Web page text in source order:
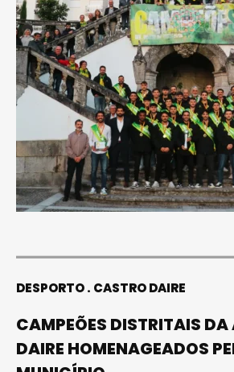
DESPORTO CASTRO DAIRE
CAMPEÕES DISTRITAIS
DAIRE HOMENAGEADOS